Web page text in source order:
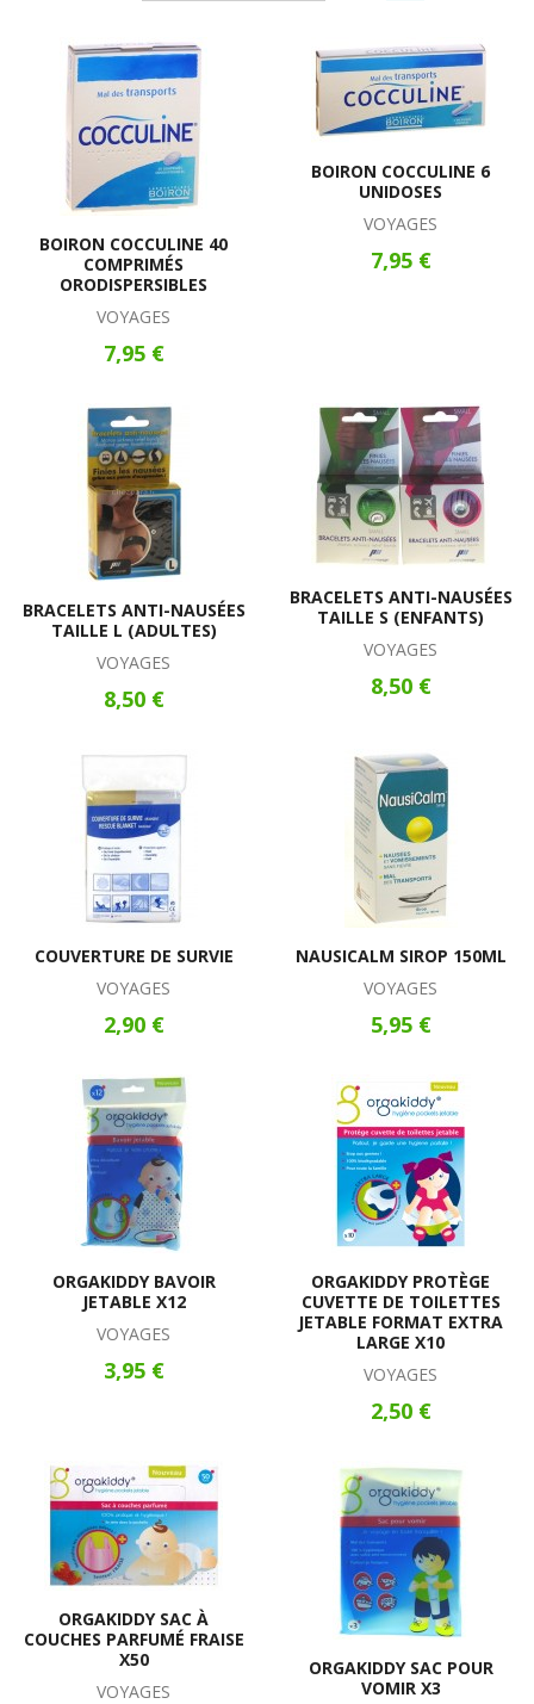
BOIRON COCCULINE 40
COMPRIMÉS
ORODISPERSIBLES
VOYAGES
7,95 €
BOIRON COCCULINE 6
UNIDOSES
VOYAGES
7,95 €
BRACELETS ANTI-NAUSÉES
TAILLE L (ADULTES)
VOYAGES
8,50 €
BRACELETS ANTI-NAUSÉES
TAILLE S (ENFANTS)
VOYAGES
8,50 €
COUVERTURE DE SURVIE
VOYAGES
2,90 €
NAUSICALM SIROP 150ML
VOYAGES
5,95 €
ORGAKIDDY BAVOIR
JETABLE X12
VOYAGES
3,95 €
ORGAKIDDY PROTÈGE
CUVETTE DE TOILETTES
JETABLE FORMAT EXTRA
LARGE X10
VOYAGES
2,50 €
ORGAKIDDY SAC À
COUCHES PARFUMÉ FRAISE
X50
VOYAGES
ORGAKIDDY SAC POUR
VOMIR X3